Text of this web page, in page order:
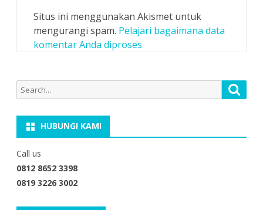
Situs ini menggunakan Akismet untuk
mengurangi spam. Pelajari bagaimana data
komentar Anda diproses
Search
for:
HUBUNGI KAMI
Call us
0812 8652 3398
0819 3226 3002